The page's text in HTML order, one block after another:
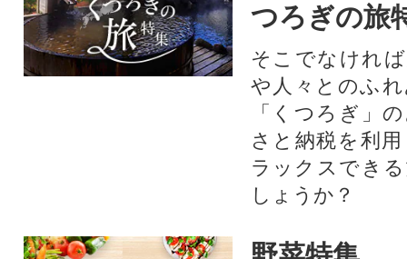
つろぎの旅
そこでなけれ
や人々とのふ
「くつろぎ」
さと納税を利
ラックスでき
しょうか？